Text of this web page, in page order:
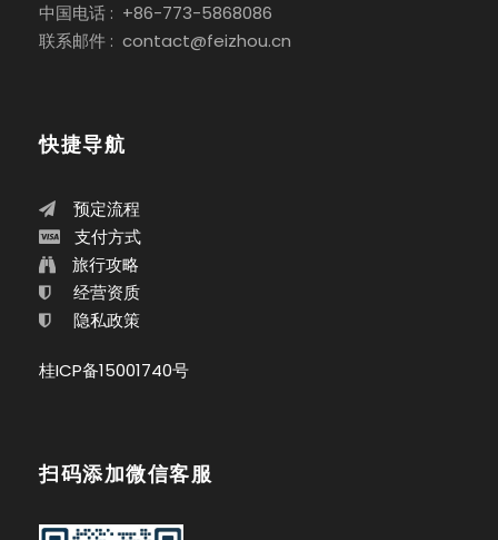
中国电话 : +86-773-5868086
联系邮件 : contact@feizhou.cn
快捷导航
预定流程
支付方式
旅行攻略
经营资质
隐私政策
桂ICP备15001740号
扫码添加微信客服